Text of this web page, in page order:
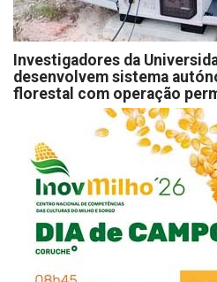
Investigadores da
desenvolvem sistema
florestal com operação